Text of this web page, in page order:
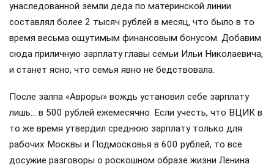
унаследованной земли деда по материнской линии
составлял более 2 тысяч рублей в месяц, что было в то
время весьма ощутимым финансовым бонусом. Добавим
сюда приличную зарплату главы семьи Ильи Николаевича,
и станет ясно, что семья явно не бедствовала.
После залпа «Авроры» вождь установил себе зарплату
лишь… в 500 рублей ежемесячно. Если учесть, что ВЦИК в
то же время утвердил среднюю зарплату только для
рабочих Москвы и Подмосковья в 600 рублей, то все
досужие разговоры о роскошном образе жизни Ленина